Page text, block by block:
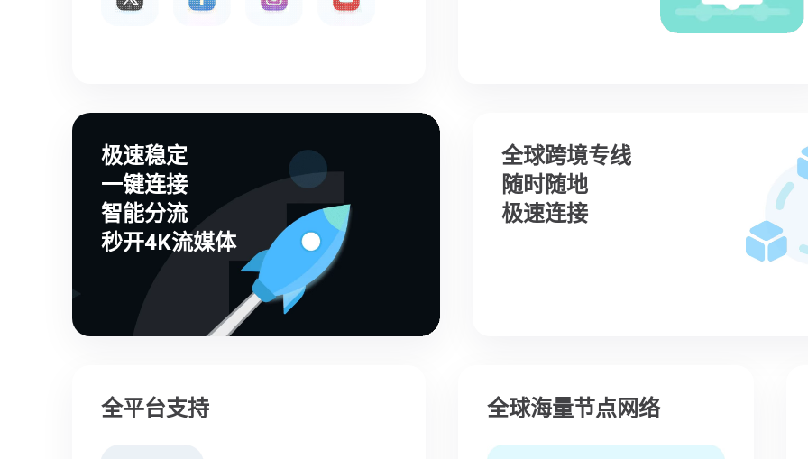
极速稳定
一键连接
智能分流
秒开4K流媒体
全球跨境专线
随时随地
极速连接
全平台支持 全球海量节点网络